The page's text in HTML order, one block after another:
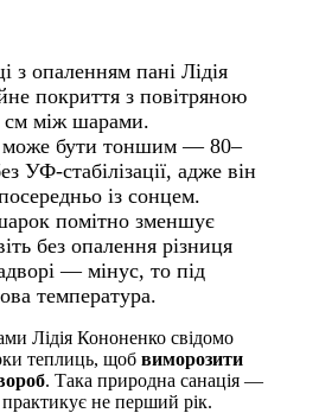
з опаленням пані Лідія
покриття з повітряною
між шарами.
може бути тоншим — 80–
УФ-стабілізації, адже він
із сонцем.
помітно зменшує
без опалення різниця
— мінус, то під
температура.
Лідія Кононенко свідомо
теплиць, щоб виморозити
. Така природна санація —
не перший рік.